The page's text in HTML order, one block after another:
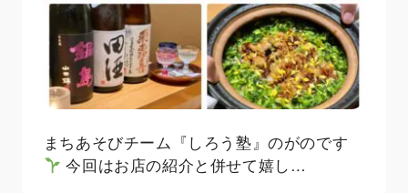
まちあそびチーム『しろう塾』のがのです
今回はお店の紹介と併せて嬉し…